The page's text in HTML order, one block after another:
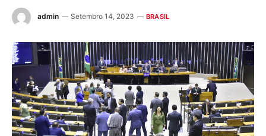
admin Setembro 14, 2023 BRASIL